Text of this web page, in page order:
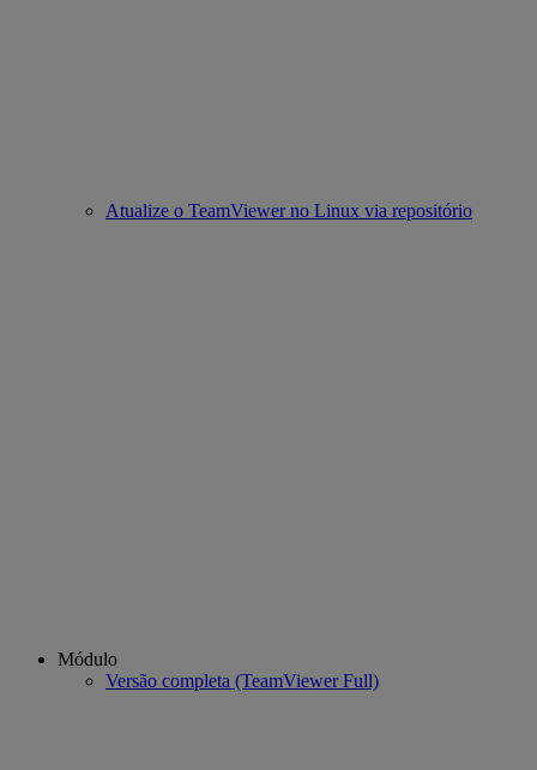
Atualize o TeamViewer no Linux via repositório
Módulo
Versão completa (TeamViewer Full)